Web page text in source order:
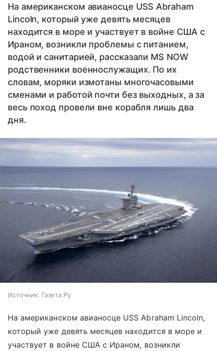
На американском авианосце USS Abraham
Lincoln, который уже девять месяцев
находится в море и участвует в войне США с
Ираном, возникли проблемы с питанием,
водой и санитарией, рассказали MS NOW
родственники военнослужащих. По их
словам, моряки измотаны многочасовыми
сменами и работой почти без выходных, а за
весь поход провели вне корабля лишь два
дня.
Источник: Газета.Ру
На американском авианосце USS Abraham Lincoln,
который уже девять месяцев находится в море и
участвует в войне США с Ираном, возникли